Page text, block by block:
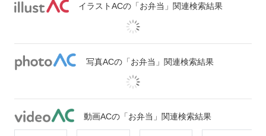
イラストACの「お弁当」関連検索結果
写真ACの「お弁当」関連検索結果
動画ACの「お弁当」関連検索結果